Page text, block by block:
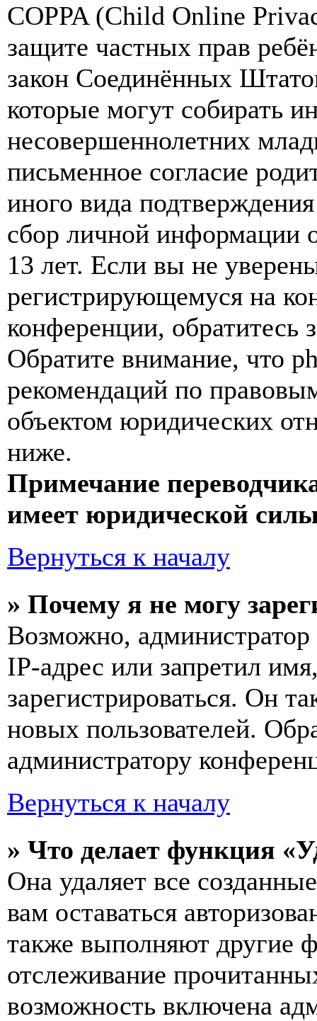
COPPA (Child Online
защите частных прав
закон Соединённых
которые могут собирать
несовершеннолетних
письменное согласие
иного вида
сбор личной информации
13 лет. Если вы не
регистрирующемуся на
конференции, обратитесь
Обратите внимание, что
рекомендаций по
объектом юридических
ниже.
Примечание
имеет юридической
Вернуться к началу
» Почему я не могу
Возможно,
IP-адрес или запретил
зарегистрироваться. Он
новых пользователей.
администратору
Вернуться к началу
» Что делает функция
Она удаляет все
вам оставаться
также выполняют другие
отслеживание
возможность включена